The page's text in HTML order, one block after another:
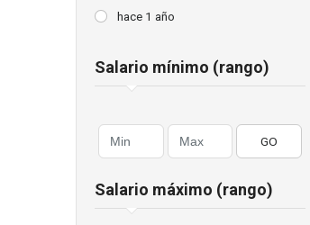
hace 1 año
Salario mínimo (rango)
GO
Salario máximo (rango)